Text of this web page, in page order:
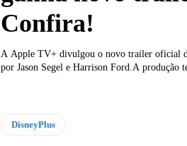
Confira!
A Apple TV+ divulgou o novo trailer oficial
por Jason Segel e Harrison Ford.A produção
DisneyPlus